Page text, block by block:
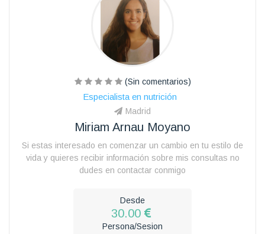
(Sin comentarios)
Especialista en nutrición
Madrid
Miriam Arnau Moyano
Si estas interesado en comenzar un cambio en tu estilo de
vida y quieres recibir información sobre mis consultas no
dudes en contactar conmigo
Desde
30.00
Persona/Sesion